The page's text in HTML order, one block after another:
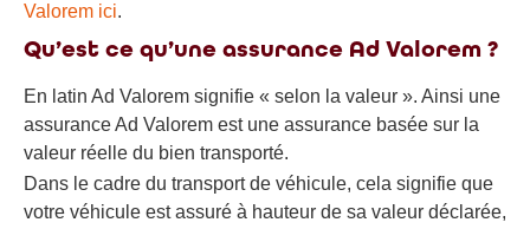
Valorem ici.
Qu’est ce qu’une assurance Ad Valorem ?
En latin Ad Valorem signifie « selon la valeur ». Ainsi une
assurance Ad Valorem est une assurance basée sur la
valeur réelle du bien transporté.
Dans le cadre du transport de véhicule, cela signifie que
votre véhicule est assuré à hauteur de sa valeur déclarée,